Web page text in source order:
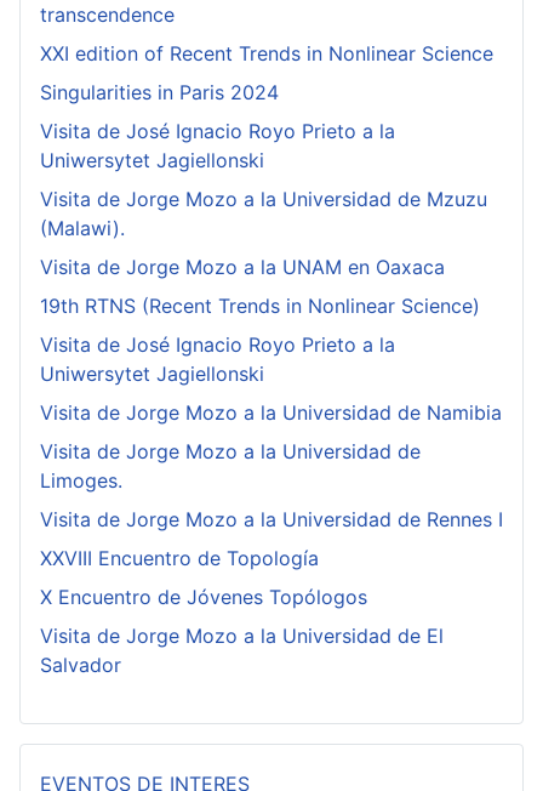
transcendence
XXI edition of Recent Trends in Nonlinear Science
Singularities in Paris 2024
Visita de José Ignacio Royo Prieto a la
Uniwersytet Jagiellonski
Visita de Jorge Mozo a la Universidad de Mzuzu
(Malawi).
Visita de Jorge Mozo a la UNAM en Oaxaca
19th RTNS (Recent Trends in Nonlinear Science)
Visita de José Ignacio Royo Prieto a la
Uniwersytet Jagiellonski
Visita de Jorge Mozo a la Universidad de Namibia
Visita de Jorge Mozo a la Universidad de
Limoges.
Visita de Jorge Mozo a la Universidad de Rennes I
XXVIII Encuentro de Topología
X Encuentro de Jóvenes Topólogos
Visita de Jorge Mozo a la Universidad de El
Salvador
EVENTOS DE INTERES